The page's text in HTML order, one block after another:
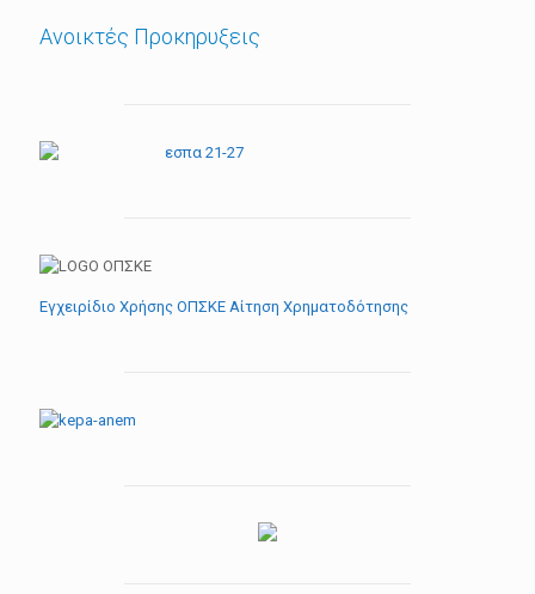
Ανοικτές Προκηρυξεις
Εγχειρίδιο Χρήσης ΟΠΣΚΕ Αίτηση Χρηματοδότησης